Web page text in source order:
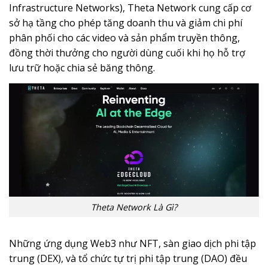
Infrastructure Networks), Theta Network cung cấp cơ
sở hạ tầng cho phép tăng doanh thu và giảm chi phí
phân phối cho các video và sản phẩm truyền thông,
đồng thời thưởng cho người dùng cuối khi họ hỗ trợ
lưu trữ hoặc chia sẻ băng thông.
Theta Network Là Gì?
Những ứng dụng Web3 như NFT, sàn giao dịch phi tập
trung (DEX), và tổ chức tự trị phi tập trung (DAO) đều